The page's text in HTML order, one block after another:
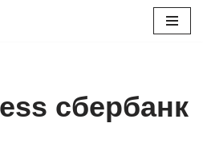
сбербанк